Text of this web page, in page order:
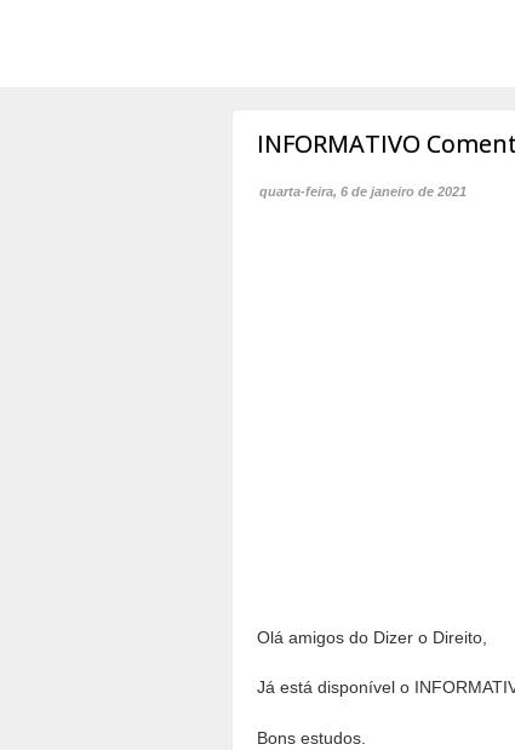
INFORMATIVO
quarta-feira, 6 de janeiro de 2021
Olá amigos do Dizer o Direito,
Já está disponível o
Bons estudos.